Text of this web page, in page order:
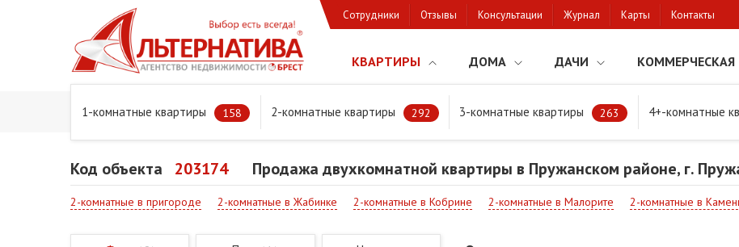
Сотрудники Отзывы Консультации Журнал Карты Контакты
КВАРТИРЫ ДОМА ДАЧИ КОММЕРЧЕСКАЯ
1-комнатные квартиры 158 2-комнатные квартиры 292 3-комнатные квартиры 263 4+-комнатные
Главная Предложения Квартиры Продажа двухкомнатной квартиры в Пружанском районе, г. Пружаны
Код объекта 203174 Продажа двухкомнатной квартиры в Пружанском районе, г.
2-комнатные в пригороде 2-комнатные в Жабинке 2-комнатные в Кобрине 2-комнатные в Малорите 2-комнатные в